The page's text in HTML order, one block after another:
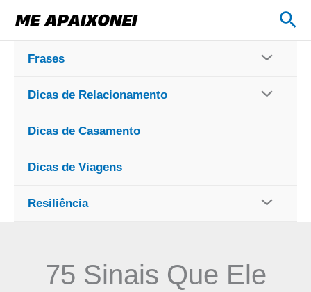
para
conteúdo
Frases
Dicas de Relacionamento
Dicas de Casamento
Dicas de Viagens
Resiliência
75 Sinais Que Ele